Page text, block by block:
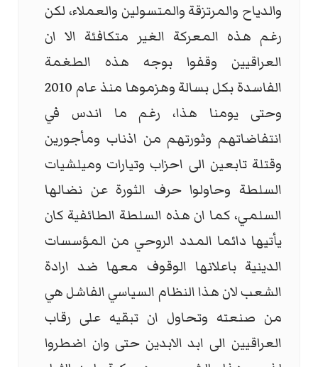
والدياح والمرتزقة والمتسولين والعملاء، لكن
رغم هذه المعركة الغير متكافئة الا ان
العراقيين وقفوا بوجه هذه الطغمة
الفاسدة بكل بسالة وهزموها منذ عام 2010
وحتى يومنا هذا، رغم ما اندس في
انتفاضاتهم وثورتهم من اذناب ومأجورين
وقتلة تابعين الى احزاب وتيارات وميلشيات
السلطة وحاولوا حرف الثورة عن نضالها
السلمي، كما ان هذه السلطة الطائفية كان
يأتيها دائما المدد الروحي من المؤسسات
الدينية باعلانها الوقوف معها ضد ارادة
الشعب لان هذا النظام السياسي الفاشل هي
من صنعته وتحاول ان تبقيه على رقاب
العراقيين الى ابد الابدين حتى وان اضطروا